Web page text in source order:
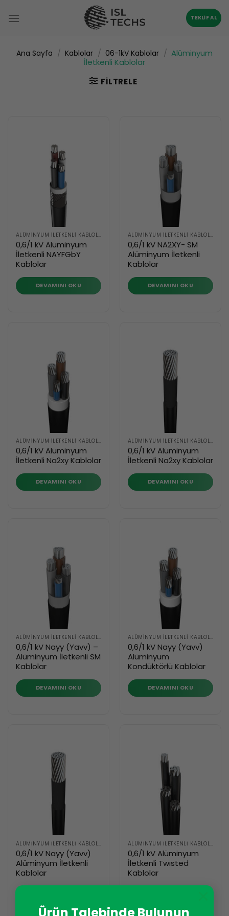
atla
TEKLIF AL
Ana Sayfa / Kablolar / 06-1kV Kablolar / Alüminyum
İletkenli Kablolar
FILTRELE
ALÜMINYUM İLETKENLI KABLOLAR
0,6/1 kV Alüminyum
İletkenli NAYFGbY
Kablolar
DEVAMINI OKU
ALÜMINYUM İLETKENLI KABLOLAR
0,6/1 kV NA2XY- SM
Alüminyum İletkenli
Kablolar
DEVAMINI OKU
ALÜMINYUM İLETKENLI KABLOLAR
0,6/1 kV Alüminyum
İletkenli Na2xy Kablolar
DEVAMINI OKU
ALÜMINYUM İLETKENLI KABLOLAR
0,6/1 kV Alüminyum
İletkenli Na2xy Kablolar
DEVAMINI OKU
ALÜMINYUM İLETKENLI KABLOLAR
0,6/1 kV Nayy (Yavv) –
Alüminyum İletkenli SM
Kablolar
DEVAMINI OKU
ALÜMINYUM İLETKENLI KABLOLAR
0,6/1 kV Nayy (Yavv)
Alüminyum
Kondüktörlü Kablolar
DEVAMINI OKU
ALÜMINYUM İLETKENLI KABLOLAR
0,6/1 kV Nayy (Yavv)
Alüminyum İletkenli
Kablolar
ALÜMINYUM İLETKENLI KABLOLAR
0,6/1 kV Alüminyum
İletkenli Twısted
Kablolar